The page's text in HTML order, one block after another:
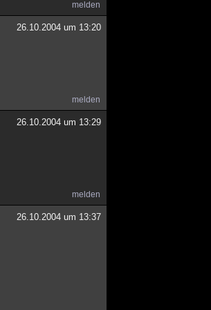
melden
26.10.2004 um 13:20
melden
26.10.2004 um 13:29
melden
26.10.2004 um 13:37